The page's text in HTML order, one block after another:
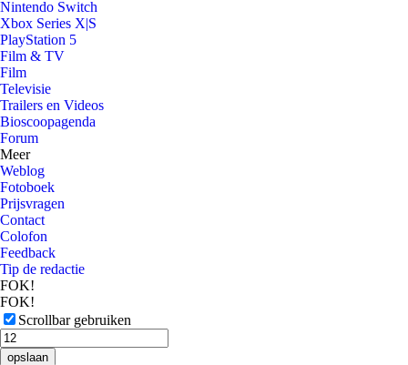
Nintendo Switch
Xbox Series X|S
PlayStation 5
Film & TV
Film
Televisie
Trailers en Videos
Bioscoopagenda
Forum
Meer
Weblog
Fotoboek
Prijsvragen
Contact
Colofon
Feedback
Tip de redactie
FOK!
FOK!
Scrollbar gebruiken
opslaan